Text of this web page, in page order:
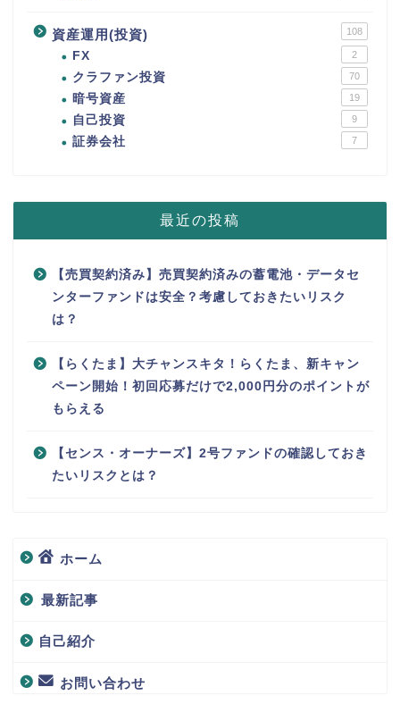
資産運用(投資) 108
FX 2
クラファン投資 70
暗号資産 19
自己投資 9
証券会社 7
最近の投稿
【売買契約済み】売買契約済みの蓄電池・データセ
ンターファンドは安全？考慮しておきたいリスク
は？
【らくたま】大チャンスキタ！らくたま、新キャン
ペーン開始！初回応募だけで2,000円分のポイントが
もらえる
【センス・オーナーズ】2号ファンドの確認しておき
たいリスクとは？
ホーム
最新記事
自己紹介
お問い合わせ